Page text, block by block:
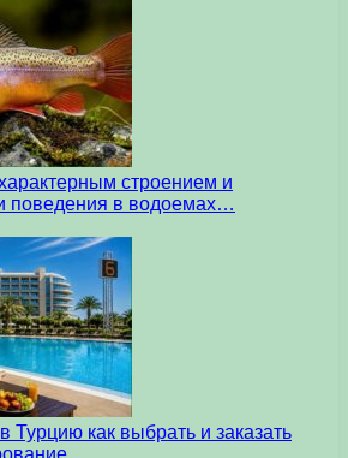
строением и
поведения в водоемах…
Турцию как выбрать и заказать